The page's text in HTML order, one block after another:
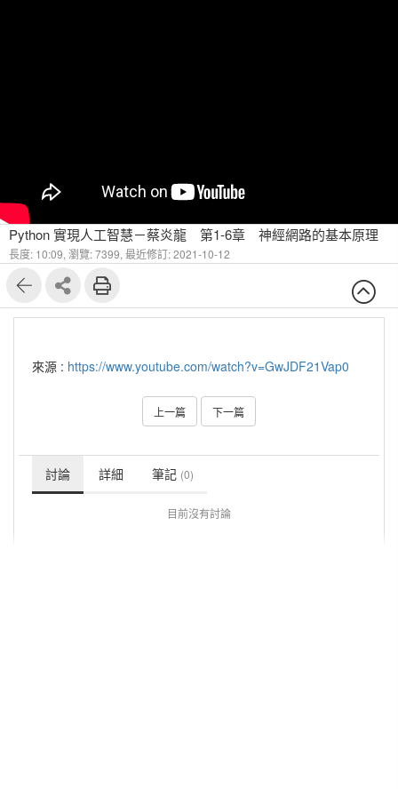
Python 實現人工智慧－蔡炎龍 第1-6章 神經網路的基本原理
長度: 10:09, 瀏覽: 7399, 最近修訂: 2021-10-12
來源 : https://www.youtube.com/watch?v=GwJDF21Vap0
上一篇 下一篇
討論 詳細 筆記 (0)
目前沒有討論